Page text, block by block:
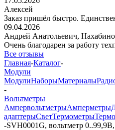
Алексей
Заказ пришёл быстро.
09.04.2026
Андрей Анатольевич, Нахабино
Очень благодарен за работу
Все отзывы
Главная-Каталог-
Модули
МодулиНаборыМатериалы
-
Вольтметры
АмпервольтметрыАмперметры
адаптерыСветТермометры
-SVH0001G, вольтметр